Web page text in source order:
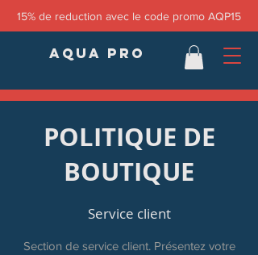
15% de reduction avec le code promo AQP15
AQUA PRO
POLITIQUE DE
BOUTIQUE
Service client
Section de service client. Présentez votre